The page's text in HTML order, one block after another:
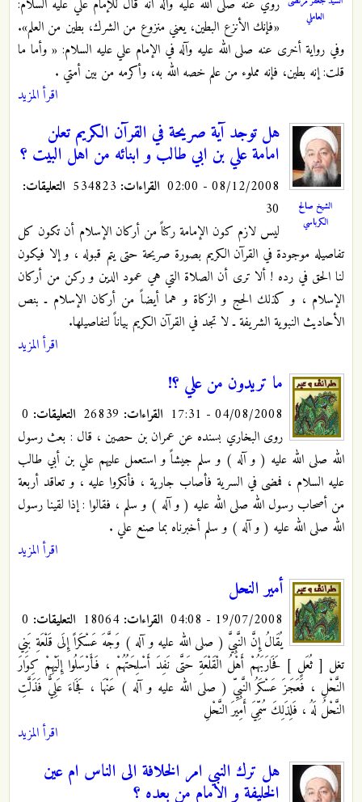
العاملي
«فإنك الأنزع البطين، يعني منزوع من الشرك، بطين من العلم».
وفي رواية أخرى عنه صلى الله عليه وآله في الإمام علي عليه السلام: « وأما ما
قلت: إنه بطين، فإنه مملوء من علم خصه الله به، وأكرمه من بين أمتي .
اقرأ المزيد
الشيخ صالح
الكرباسي
هل توجد آية صريحة في القرآن الكريم تعلن
امامة علي بن ابي طالب و ابنائه من اهل البيت ؟
08/12/2008 - 02:00 القراءات:
التعليقات:
30
ليس لازم كون الإمامة ركناً من أركان الإسلام أن تكون كل
تفاصيله موجودة في القرآن الكريم بصورة صريحة حتى يتم قبوله ، و إلا فيكون
لنا الحق في رده ! ألا ترى أن الصلاة التي هي عمود الدين و ركن من أركان
الإسلام ،‌ و كذلك الحج و الزكاة و هما أيضاً من أركان الإسلام ـ بنص
الأحاديث النبوية الشريفة ـ لا تجد في القرآن الكريم بياناً لتفاصيلها.
اقرأ المزيد
ما تريدون من علي ؟!
04/08/2008 - 17:31 القراءات: التعليقات:
روى البخاري بسنده عن عمران بن حصين ، قال : بعث رسول
الله صلى الله عليه ( و آله ) و سلم جيشاً و استعمل عليهم علي بن أبي طالب
عليه السلام ، فمضى في السرية فأصاب جارية ، فأنكروا عليه ، و تعاقد أربعة
من أصحاب رسول الله صلى الله عليه ( و آله ) و سلم ، فقالوا : إذا لقينا رسول
الله صلى الله عليه ( و آله ) و سلم أخبرناه بما صنع علي .
اقرأ المزيد
أمير النحل
19/07/2008 - 04:08 القراءات: التعليقات:
يُقَالُ إِنَّ النَّبِيَّ ( صلى الله عليه و آله ) وَجَّهَ عَسْكَراً إِلَى قَلْعَةِ بَنِي
تغل [ ثُعَلٍ‏ ] فَحَارَبَهُمْ أَهْلُ الْقَلْعَةِ حَتَّى نَفِدَ أَسْلِحَتُهُمْ ، فَأَرْسَلُوا إِلَيْهِمْ كِوَارَ
النَّحْلِ ، فَعَجَزَ عَسْكَرُ النَّبِيِّ ( صلى الله عليه و آله ) عَنْهَا ، فَجَاءَ عَلِيٌّ فَذَلَّتِ
النَّحْلُ لَهُ ، فَلِذَلِكَ سُمِّيَ أَمِيرَ النَّحْلِ
اقرأ المزيد
هل ترك النبي امر الخلافة الى الناس ام عين
الخليفة و الامام من بعده ؟